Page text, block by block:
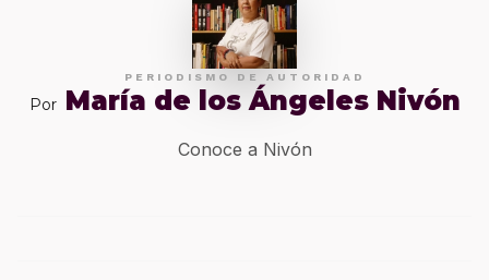
PERIODISMO DE AUTORIDAD
Por María de los Ángeles Nivón
Conoce a Nivón